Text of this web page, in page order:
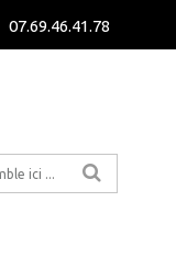
07.69.46.41.78